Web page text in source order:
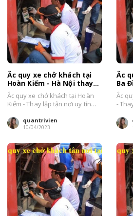
Ắc quy xe chở khách tại
Hoàn Kiếm - Hà Nội thay
tận nơi giá tốt
Ắc quy xe chở khách tại Hoàn
Kiếm - Thay lắp tận nơi uy tín
quantrivien
10/04/2023
Ắc
Ba
nơi
Ắc
-